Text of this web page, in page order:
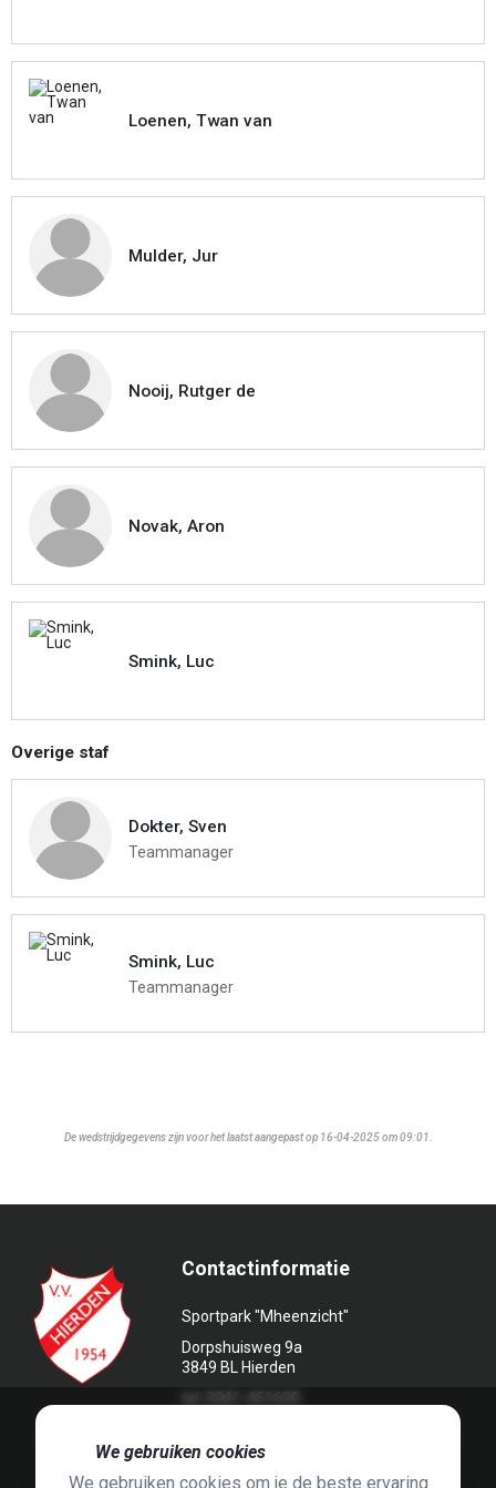
Loenen, Twan van
Mulder, Jur
Nooij, Rutger de
Novak, Aron
Smink, Luc
Overige staf
Dokter, Sven
Teammanager
Smink, Luc
Teammanager
De wedstrijdgegevens zijn voor het laatst aangepast op 16-04-2025 om 09:01.
Contactinformatie
Sportpark "Mheenzicht"
Dorpshuisweg 9a
3849 BL Hierden
We gebruiken cookies
We gebruiken cookies om je de beste ervaring